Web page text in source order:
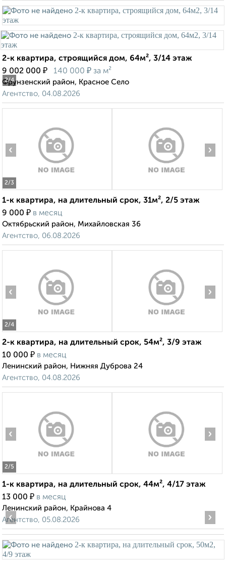
2/4
2-к квартира, строящийся дом, 64м², 3/14 этаж
9 002 000 ₽ 140 000 ₽ за м²
Фрунзенский район, Красное Село
Агентство, 04.08.2026
2/3
‹ ›
1-к квартира, на длительный срок, 31м², 2/5 этаж
9 000 ₽ в месяц
Октябрьский район, Михайловская 36
Агентство, 06.08.2026
2/4
‹ ›
2-к квартира, на длительный срок, 54м², 3/9 этаж
10 000 ₽ в месяц
Ленинский район, Нижняя Дуброва 24
Агентство, 04.08.2026
2/5
‹ ›
1-к квартира, на длительный срок, 44м², 4/17 этаж
13 000 ₽ в месяц
Ленинский район, Крайнова 4
Агентство, 05.08.2026
‹ ›